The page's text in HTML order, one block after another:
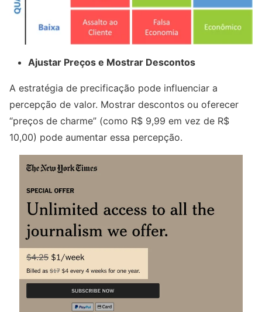
Ajustar Preços e Mostrar Descontos
A estratégia de precificação pode influenciar a
percepção de valor. Mostrar descontos ou oferecer
“preços de charme” (como R$ 9,99 em vez de R$
10,00) pode aumentar essa percepção.